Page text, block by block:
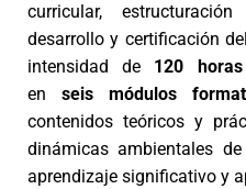
curricular,
desarrollo y certificación
intensidad de 120
en seis módulos
contenidos teóricos y
dinámicas ambientales
aprendizaje significativo y